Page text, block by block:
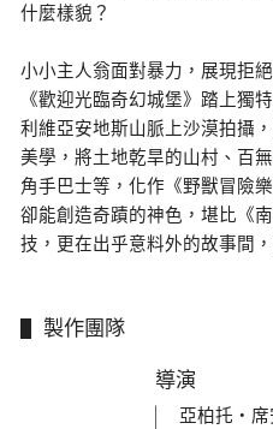
什麼樣貌？
小小主人翁面對暴力，展現拒
《歡迎光臨奇幻城堡》踏上獨
利維亞安地斯山脈上沙漠拍攝
美學，將土地乾旱的山村、百
角手巴士等，化作《野獸冒險
卻能創造奇蹟的神色，堪比《
技，更在出乎意料外的故事間
製作團隊
導演
亞柏托・